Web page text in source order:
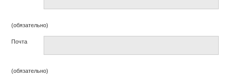
(обязательно)
Почта
(обязательно)